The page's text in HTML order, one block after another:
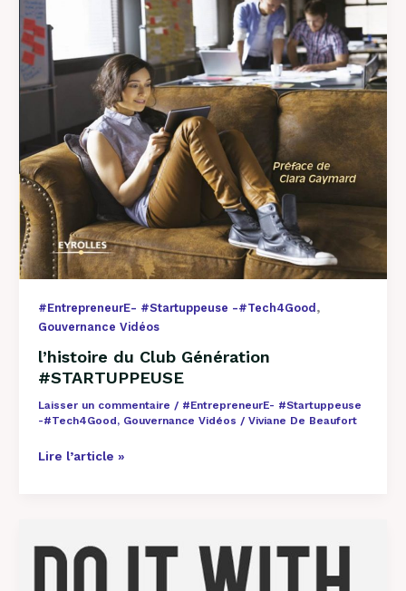
#EntrepreneurE- #Startuppeuse -#Tech4Good,
Gouvernance Vidéos
l’histoire du Club Génération
#STARTUPPEUSE
Laisser un commentaire / #EntrepreneurE- #Startuppeuse
-#Tech4Good, Gouvernance Vidéos / Viviane De Beaufort
Lire l’article »
sur